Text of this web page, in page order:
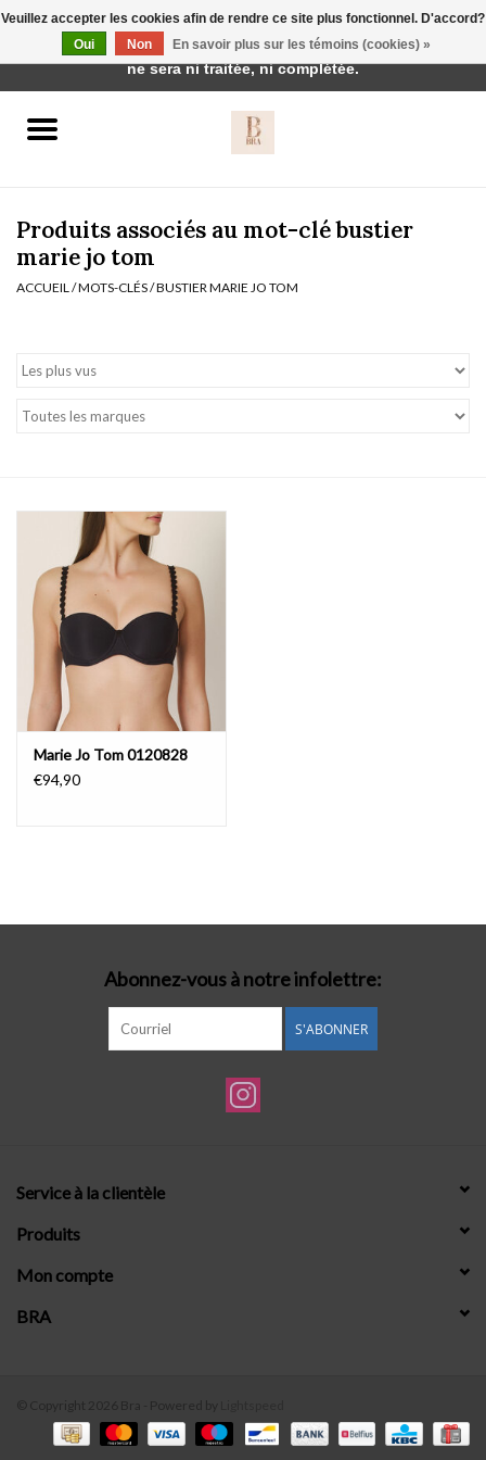
vêtements de nuit
Homewear
Lingerie-accessoires
Cartes-cadeaux
Produits associés au mot-clé bustier
marie jo tom
ACCUEIL /MOTS-CLÉS/BUSTIER MARIE JO TOM
Marie Jo Tom 0120828
€94,90
Abonnez-vous à notre infolettre:
S'ABONNER
Service à la clientèle
Produits
Mon compte
BRA
© Copyright 2026 Bra - Powered by
Veuillez accepter les cookies afin de rendre ce site plus fonctionnel. D'accord?
Oui
Non En savoir plus sur les témoins (cookies) »
Cette boutique est en construction. Toute commande passée
ne sera ni traitée, ni complétée.